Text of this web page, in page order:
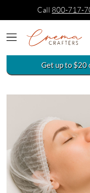
Call 800-717-
Get up to $20